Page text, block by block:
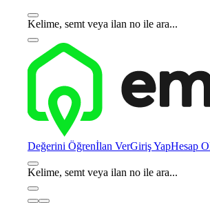
Kelime, semt veya ilan no ile ara...
Değerini Öğrenİlan VerGiriş YapHesap
Kelime, semt veya ilan no ile ara...